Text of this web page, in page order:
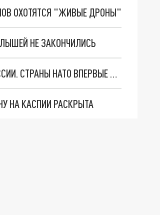
ОХОТЯТСЯ "ЖИВЫЕ ДРОНЫ"
НЕ ЗАКОНЧИЛИСЬ
"ОЧЕНЬ ПЛОХИЕ НОВОСТИ": БОЛЬШАЯ ОШИБКА PALANTIR В РОССИИ. СТРАНЫ НАТО ВПЕРВЫЕ ЗА СВО ОСТАНОВИЛИ ПОСТАВКИ ОРУЖИЯ. ВСУ ТЕРЯЮТ ПРИГРАНИЧЬЕ?
НА КАСПИИ РАСКРЫТА